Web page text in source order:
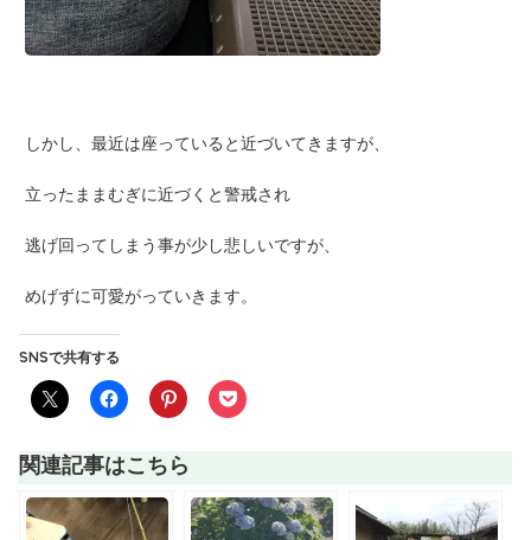
しかし、最近は座っていると近づいてきますが、
立ったままむぎに近づくと警戒され
逃げ回ってしまう事が少し悲しいですが、
めげずに可愛がっていきます。
SNSで共有する
関連記事はこちら